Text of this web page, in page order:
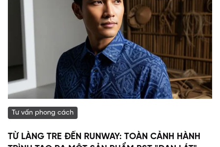
Tư vấn phong cách
TỪ LÀNG TRE ĐẾN RUNWAY: TOÀN CẢNH HÀNH